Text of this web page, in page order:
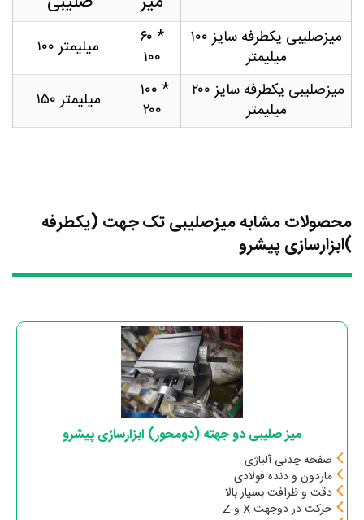
میلیمتر ۱۰۰
۶۰ *
۱۰۰
میزصلیبی یکطرفه سایز ۱۰۰
میلیمتر
میلیمتر ۱۵۰
۱۰۰ *
۲۰۰
میلیمتر
محصولات مشابه میزصلیبی تک جهت (یکطرفه
)ابزارسازی پیشرو
میز صلیبی دو جهته (دومحور) ابزارسازی پیشرو
صفحه چدنی آلیاژی
ماردون و دنده فولادی
دقت و ظرافت بسیار بالا
حرکت در دوجهت X و Z